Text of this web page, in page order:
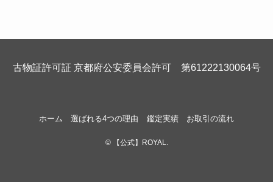
古物証許可証 京都府公安委員会許可 第61222130064号
ホーム 選ばれる4つの理由 鑑定実績 お取引の流れ
©【公式】ROYAL.